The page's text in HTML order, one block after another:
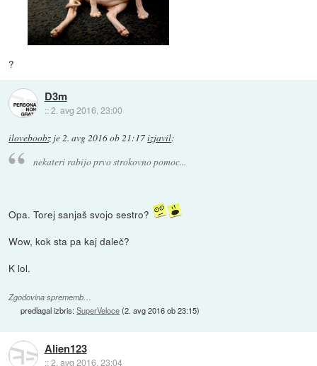
?
D3m
::2. avg 2016, 23:00
iloveboobz je2. avg 2016 ob 21:17izjavil:
nekateri rabijo prvo strokovno pomoc...
Opa. Torej sanjaš svojo sestro?
Wow, kok sta pa kaj daleč?
K lol.
Zgodovina sprememb…
predlagal izbris:SuperVeloce(2. avg 2016 ob 23:15)
Alien123
::2. avg 2016, 23:04